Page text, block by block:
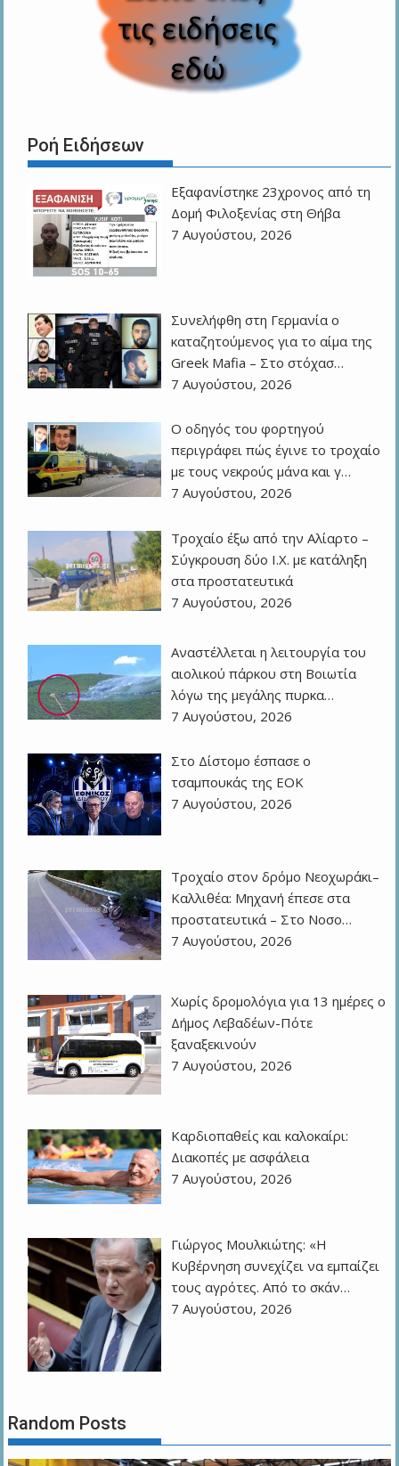
Ροή Ειδήσεων
Εξαφανίστηκε 23χρονος από τη
Δομή Φιλοξενίας στη Θήβα
7 Αυγούστου, 2026
Συνελήφθη στη Γερμανία ο
καταζητούμενος για το αίμα της
Greek Mafia – Στο στόχασ…
7 Αυγούστου, 2026
Ο οδηγός του φορτηγού
περιγράφει πώς έγινε το τροχαίο
με τους νεκρούς μάνα και γ…
7 Αυγούστου, 2026
Τροχαίο έξω από την Αλίαρτο –
Σύγκρουση δύο Ι.Χ. με κατάληξη
στα προστατευτικά
7 Αυγούστου, 2026
Αναστέλλεται η λειτουργία του
αιολικού πάρκου στη Βοιωτία
λόγω της μεγάλης πυρκα…
7 Αυγούστου, 2026
Στο Δίστομο έσπασε ο
τσαμπουκάς της ΕΟΚ
7 Αυγούστου, 2026
Τροχαίο στον δρόμο Νεοχωράκι–
Καλλιθέα: Μηχανή έπεσε στα
προστατευτικά – Στο Νοσο…
7 Αυγούστου, 2026
Χωρίς δρομολόγια για 13 ημέρες ο
Δήμος Λεβαδέων-Πότε
ξαναξεκινούν
7 Αυγούστου, 2026
Καρδιοπαθείς και καλοκαίρι:
Διακοπές με ασφάλεια
7 Αυγούστου, 2026
Γιώργος Μουλκιώτης: «Η
Κυβέρνηση συνεχίζει να εμπαίζει
τους αγρότες. Από το σκάν…
7 Αυγούστου, 2026
Random Posts